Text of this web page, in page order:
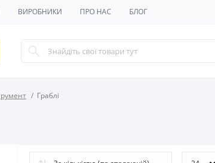
ВИРОБНИКИ ПРО НАС БЛОГ
Граблі